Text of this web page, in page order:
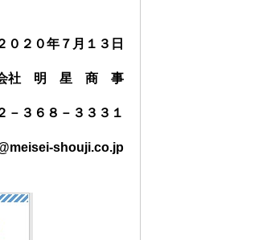
０２０年７月１３日
会社 明 星 商 事
－３６８－３３３１
shouji.co.jp